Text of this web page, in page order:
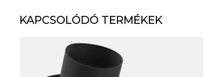
KAPCSOLÓDÓ TERMÉKEK